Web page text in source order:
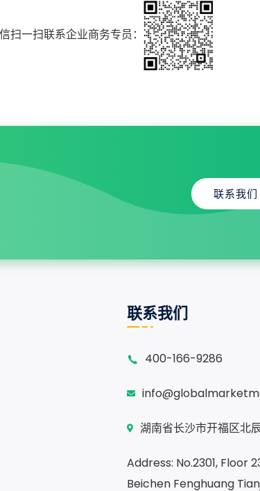
扫一扫联系企业商务专员：
联系我们
联系我们
400-166-9286
湖南省长沙市开福区北
Address: No.2301, Floor
Beichen Fenghuang